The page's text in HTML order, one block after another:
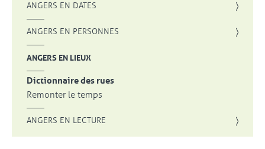
ANGERS EN DATES
ANGERS EN PERSONNES
ANGERS EN LIEUX
Dictionnaire des rues
Remonter le temps
ANGERS EN LECTURE